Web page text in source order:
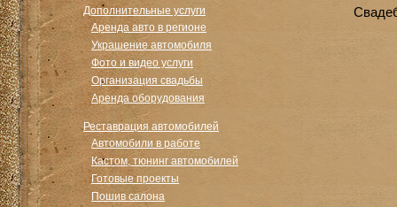
Дополнительные услуги
Аренда авто в регионе
Украшение автомобиля
Фото и видео услуги
Организация свадьбы
Аренда оборудования
Реставрация автомобилей
Автомобили в работе
Кастом, тюнинг автомобилей
Готовые проекты
Пошив салона